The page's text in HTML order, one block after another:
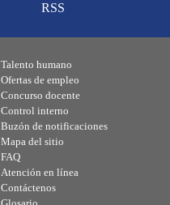
RSS
Talento humano
Ofertas de empleo
Concurso docente
Control interno
Buzón de notificaciones
Mapa del sitio
FAQ
Atención en línea
Contáctenos